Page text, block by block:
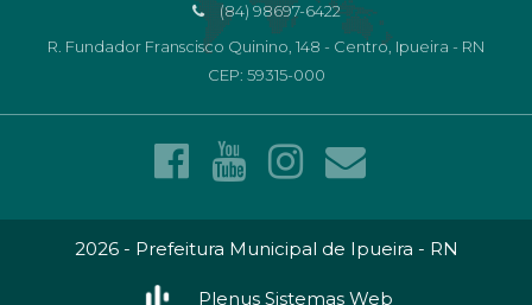
(84) 98697-6422
R. Fundador Franscisco Quinino, 148 - Centro, Ipueira - RN
CEP: 59315-000
2026 - Prefeitura Municipal de Ipueira - RN
Plenus Sistemas Web